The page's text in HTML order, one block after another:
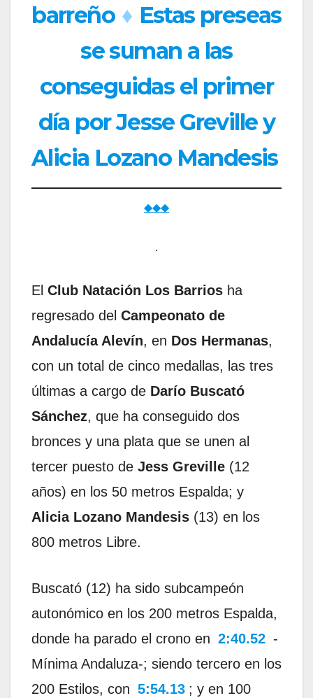
barreño ♦ Estas preseas
se suman a las
conseguidas el primer
día por Jesse Greville y
Alicia Lozano Mandesis
◆◆◆
.
El Club Natación Los Barrios ha
regresado del Campeonato de
Andalucía Alevín, en Dos Hermanas,
con un total de cinco medallas, las tres
últimas a cargo de Darío Buscató
Sánchez, que ha conseguido dos
bronces y una plata que se unen al
tercer puesto de Jess Greville (12
años) en los 50 metros Espalda; y
Alicia Lozano Mandesis (13) en los
800 metros Libre.
Buscató (12) ha sido subcampeón
autonómico en los 200 metros Espalda,
donde ha parado el crono en 2:40.52 -
Mínima Andaluza-; siendo tercero en los
200 Estilos, con 5:54.13 ; y en 100